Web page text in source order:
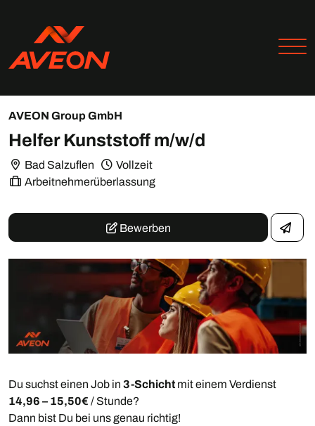
AVEON Group GmbH
Helfer Kunststoff m/w/d
Bad Salzuflen
Vollzeit
Arbeitnehmerüberlassung
Bewerben
Du suchst einen Job in 3-Schicht mit einem Verdienst
14,96 – 15,50€ / Stunde?
Dann bist Du bei uns genau richtig!